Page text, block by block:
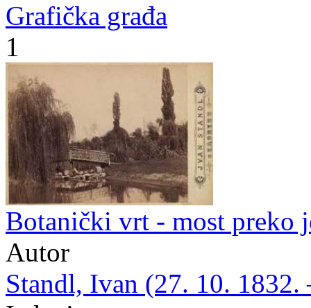
Grafička građa
1
Botanički vrt - most preko
Autor
Standl, Ivan (27. 10. 1832.